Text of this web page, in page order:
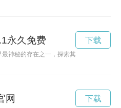
永久免费
神秘的存在之一，探索其奥秘既充满挑
下载
网 下载